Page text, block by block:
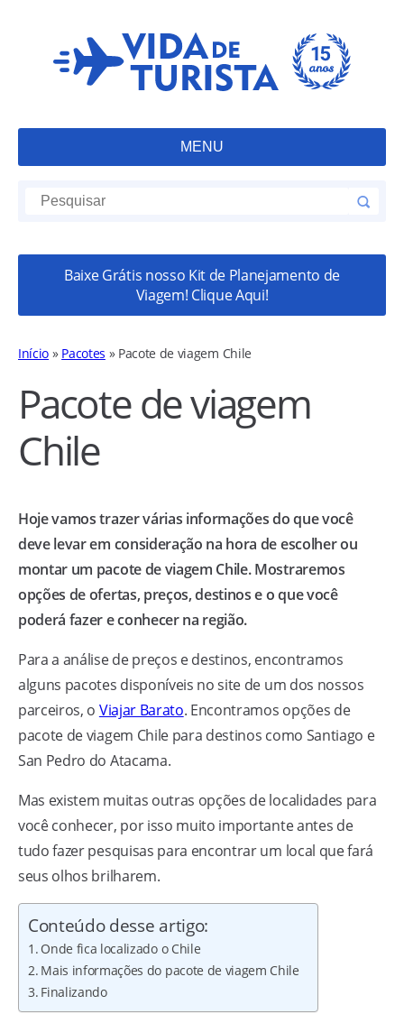
MENU
Baixe Grátis nosso Kit de Planejamento de
Viagem! Clique Aqui!
Início » Pacotes » Pacote de viagem Chile
Pacote de viagem
Chile
Hoje vamos trazer várias informações do que você
deve levar em consideração na hora de escolher ou
montar um pacote de viagem Chile. Mostraremos
opções de ofertas, preços, destinos e o que você
poderá fazer e conhecer na região.
Para a análise de preços e destinos, encontramos
alguns pacotes disponíveis no site de um dos nossos
parceiros, o Viajar Barato. Encontramos opções de
pacote de viagem Chile para destinos como Santiago e
San Pedro do Atacama.
Mas existem muitas outras opções de localidades para
você conhecer, por isso muito importante antes de
tudo fazer pesquisas para encontrar um local que fará
seus olhos brilharem.
Conteúdo desse artigo:
Onde fica localizado o Chile
Mais informações do pacote de viagem Chile
Finalizando